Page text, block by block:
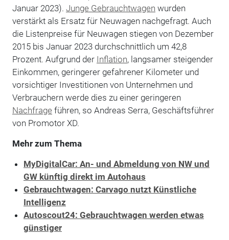
Januar 2023). Junge Gebrauchtwagen wurden
verstärkt als Ersatz für Neuwagen nachgefragt. Auch
die Listenpreise für Neuwagen stiegen von Dezember
2015 bis Januar 2023 durchschnittlich um 42,8
Prozent. Aufgrund der Inflation, langsamer steigender
Einkommen, geringerer gefahrener Kilometer und
vorsichtiger Investitionen von Unternehmen und
Verbrauchern werde dies zu einer geringeren
Nachfrage führen, so Andreas Serra, Geschäftsführer
von Promotor XD.
Mehr zum Thema
MyDigitalCar: An- und Abmeldung von NW und
GW künftig direkt im Autohaus
Gebrauchtwagen: Carvago nutzt Künstliche
Intelligenz
Autoscout24: Gebrauchtwagen werden etwas
günstiger